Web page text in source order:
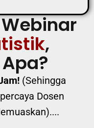
,
(Sehingga
Dosen